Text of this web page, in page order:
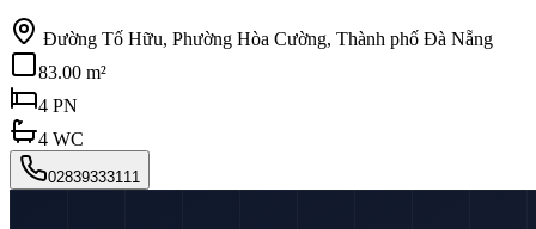
Đường Tố Hữu, Phường Hòa Cường, Thành phố Đà Nẵng
83.00 m²
4 PN
4 WC
02839333111